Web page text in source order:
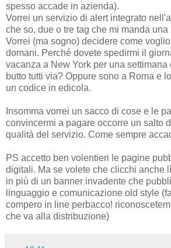
spesso accade in azienda).
Vorrei un servizio di alert integrato
che so, due o tre tag che mi manda
Vorrei (ma sogno) decidere come
domani. Perché dovete spedirmi il
vacanza a New York per una settimana
butto tutti via? Oppure sono a Roma e
un codice in edicola.
Insomma vorrei un sacco di cose e le
convincermi a pagare occorre un salto
qualità del servizio. Come sempre
PS accetto ben volentieri le pagine
digitali. Ma se volete che clicchi anche
in più di un banner invadente che
linguaggio e comunicazione old style
compero in line perbacco!
che va alla distribuzione)